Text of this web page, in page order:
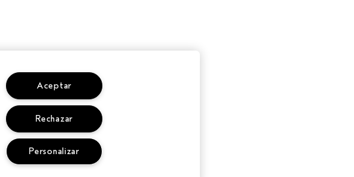
Aceptar
Rechazar
Personalizar